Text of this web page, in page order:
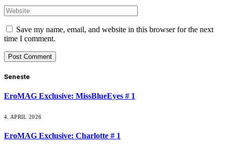
Save my name, email, and website in this browser for the next
time I comment.
Seneste
EroMAG Exclusive: MissBlueEyes # 1
4. APRIL 2026
EroMAG Exclusive: Charlotte # 1